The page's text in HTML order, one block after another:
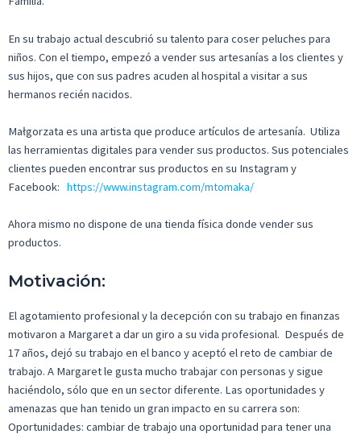
En su trabajo actual descubrió su talento para coser peluches para
niños. Con el tiempo, empezó a vender sus artesanías a los clientes y
sus hijos, que con sus padres acuden al hospital a visitar a sus
hermanos recién nacidos.
Małgorzata es una artista que produce artículos de artesanía. Utiliza
las herramientas digitales para vender sus productos. Sus potenciales
clientes pueden encontrar sus productos en su Instagram y
Facebook: https://www.instagram.com/mtomaka/
Ahora mismo no dispone de una tienda física donde vender sus
productos.
Motivación:
El agotamiento profesional y la decepción con su trabajo en finanzas
motivaron a Margaret a dar un giro a su vida profesional. Después de
17 años, dejó su trabajo en el banco y aceptó el reto de cambiar de
trabajo. A Margaret le gusta mucho trabajar con personas y sigue
haciéndolo, sólo que en un sector diferente. Las oportunidades y
amenazas que han tenido un gran impacto en su carrera son:
Oportunidades: cambiar de trabajo una oportunidad para tener una